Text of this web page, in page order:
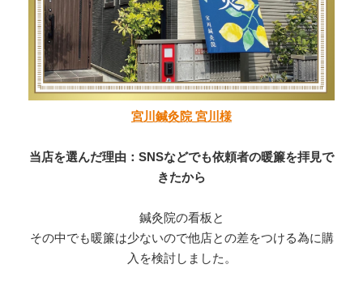
宮川鍼灸院 宮川様
当店を選んだ理由：SNSなどでも依頼者の暖簾を拝見で
きたから
鍼灸院の看板と
その中でも暖簾は少ないので他店との差をつける為に購
入を検討しました。